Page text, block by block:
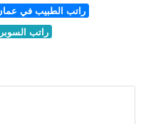
راتب الطبيب في
راتب